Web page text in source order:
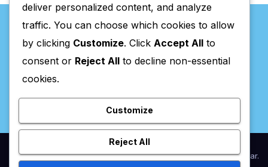
Valpaços Online
Proudly powered by WordPress|Theme:NewsupbyThemeansar.
deliver personalized content, and analyze
traffic. You can choose which cookies to allow
by clicking Customize. Click Accept All to
consent or Reject All to decline non-essential
cookies.
Customize
Reject All